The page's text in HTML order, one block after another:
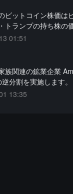
ビットコイン株価は
トランプの持ち株の
01:51
族関連の鉱業企業
分割を実施します。
13:35